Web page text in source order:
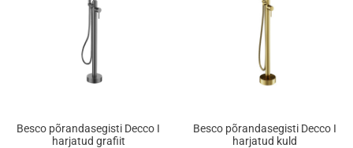
Besco põrandasegisti Decco I
harjatud grafiit
Besco põrandasegisti Decco I
harjatud kuld